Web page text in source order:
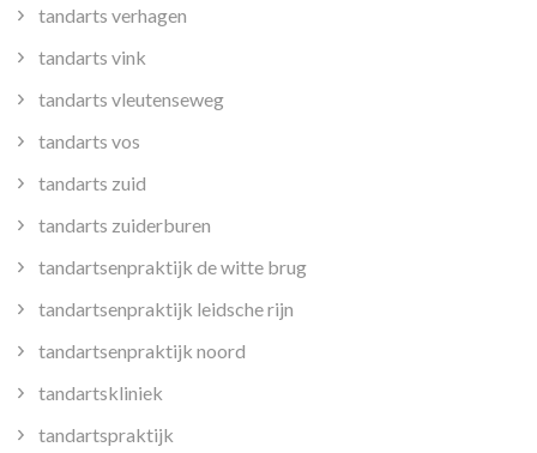
tandarts verhagen
tandarts vink
tandarts vleutenseweg
tandarts vos
tandarts zuid
tandarts zuiderburen
tandartsenpraktijk de witte brug
tandartsenpraktijk leidsche rijn
tandartsenpraktijk noord
tandartskliniek
tandartspraktijk